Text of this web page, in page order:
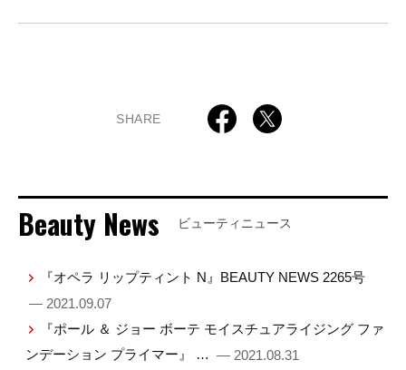
SHARE
Beauty News ビューティニュース
『オペラ リップティント N』BEAUTY NEWS 2265号
— 2021.09.07
『ポール ＆ ジョー ボーテ モイスチュアライジング ファ
ンデーション プライマー』 … — 2021.08.31